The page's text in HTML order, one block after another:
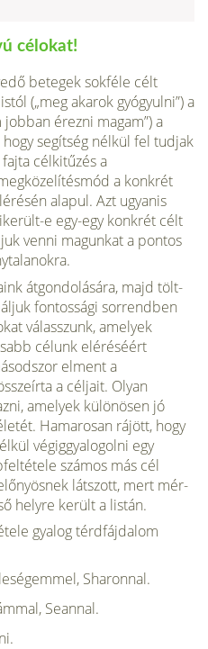
célokat!
betegek sokféle célt
(„meg akarok gyógyulni”) a
érezni magam”) a
segítség nélkül fel tudjak
célkitűzés a
a konkrét
alapul. Azt ugyanis
e egy-egy konkrét célt
venni ma­gunkat a pontos
átgondolására, majd tölt­
fontossági sorrendben
válasszunk, amelyek
célunk eléréséért
elment a
a céljait. Olyan
ame­lyek különösen jó
Hamaro­san rájött, hogy
végiggyalo­golni egy
számos más cél
látszott, mert mér­
helyre került a listán.
gyalog térdfájdalom
Sharonnal.
Seannal.